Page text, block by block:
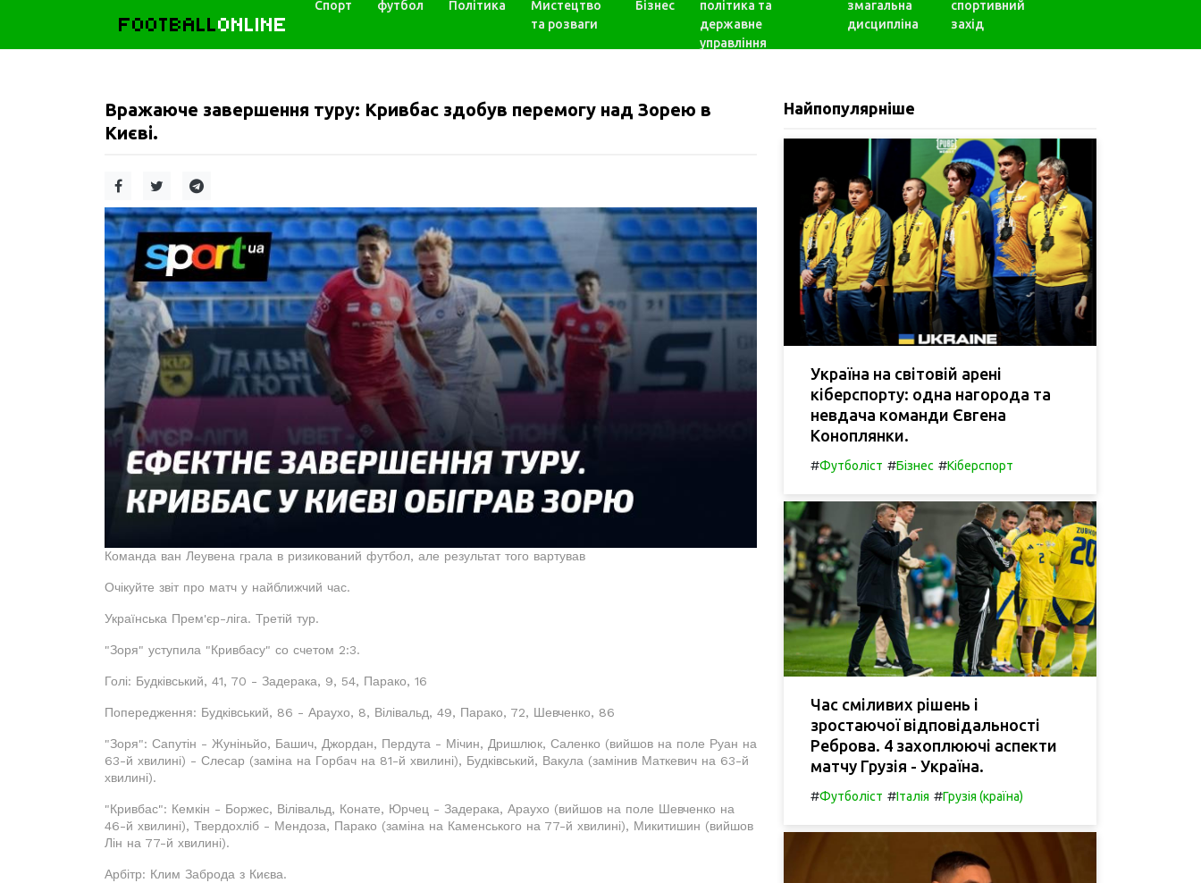
FOOTBALLONLINE
Спорт футбол Політика
Мистецтво
та розваги
Бізнес
політика та
державне
управління
змагальна
дисципліна
спортивний
захід
Вражаюче завершення туру: Кривбас здобув перемогу над Зорею в
Києві.
Команда ван Леувена грала в ризикований футбол, але результат того вартував
Очікуйте звіт про матч у найближчий час.
Українська Прем'єр-ліга. Третій тур.
"Зоря" уступила "Кривбасу" со счетом 2:3.
Голі: Будківський, 41, 70 - Задерака, 9, 54, Парако, 16
Попередження: Будківський, 86 - Араухо, 8, Вілівальд, 49, Парако, 72, Шевченко, 86
"Зоря": Сапутін - Жуніньйо, Башич, Джордан, Пердута - Мічин, Дришлюк, Саленко (вийшов на поле Руан на
63-й хвилині) - Слесар (заміна на Горбач на 81-й хвилині), Будківський, Вакула (замінив Маткевич на 63-й
хвилині).
"Кривбас": Кемкін - Боржес, Вілівальд, Конате, Юрчец - Задерака, Араухо (вийшов на поле Шевченко на
46-й хвилині), Твердохліб - Мендоза, Парако (заміна на Каменського на 77-й хвилині), Микитишин (вийшов
Лін на 77-й хвилині).
Арбітр: Клим Заброда з Києва.
Найпопулярніше
Україна на світовій арені
кіберспорту: одна нагорода та
невдача команди Євгена
Коноплянки.
#Футболіст #Бізнес #Кіберспорт
Час сміливих рішень і
зростаючої відповідальності
Реброва. 4 захоплюючі аспекти
матчу Грузія - Україна.
#Футболіст #Італія #Грузія (країна)